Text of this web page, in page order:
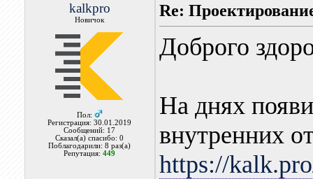
kalkpro
Новичок
Пол:
Регистрация: 30.01.2019
Сообщений: 17
Сказал(а) спасибо: 0
Поблагодарили: 8 раз(а)
Репутация:449
Re:
Доброго
На днях
внутренних
https://